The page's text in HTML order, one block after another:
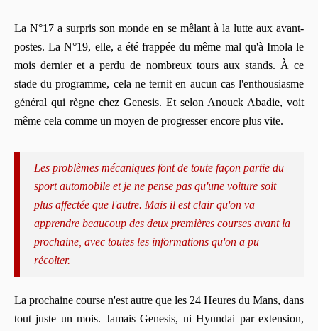
La N°17 a surpris son monde en se mêlant à la lutte aux avant-
postes. La N°19, elle, a été frappée du même mal qu'à Imola le
mois dernier et a perdu de nombreux tours aux stands. À ce
stade du programme, cela ne ternit en aucun cas l'enthousiasme
général qui règne chez Genesis. Et selon Anouck Abadie, voit
même cela comme un moyen de progresser encore plus vite.
Les problèmes mécaniques font de toute façon partie du
sport automobile et je ne pense pas qu'une voiture soit
plus affectée que l'autre. Mais il est clair qu'on va
apprendre beaucoup des deux premières courses avant la
prochaine, avec toutes les informations qu'on a pu
récolter.
La prochaine course n'est autre que les 24 Heures du Mans, dans
tout juste un mois. Jamais Genesis, ni Hyundai par extension,